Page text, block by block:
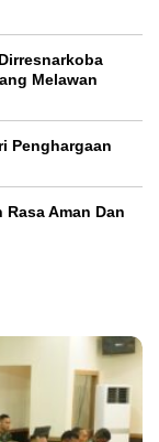
Melawan
Penghargaan
Rasa Aman Dan